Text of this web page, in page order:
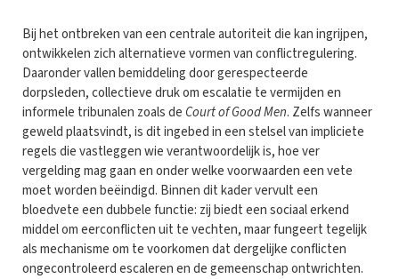
Bij het ontbreken van een centrale autoriteit die kan ingrijpen,
ontwikkelen zich alternatieve vormen van conflictregulering.
Daaronder vallen bemiddeling door gerespecteerde
dorpsleden, collectieve druk om escalatie te vermijden en
informele tribunalen zoals de Court of Good Men. Zelfs wanneer
geweld plaatsvindt, is dit ingebed in een stelsel van impliciete
regels die vastleggen wie verantwoordelijk is, hoe ver
vergelding mag gaan en onder welke voorwaarden een vete
moet worden beëindigd. Binnen dit kader vervult een
bloedvete een dubbele functie: zij biedt een sociaal erkend
middel om eerconflicten uit te vechten, maar fungeert tegelijk
als mechanisme om te voorkomen dat dergelijke conflicten
ongecontroleerd escaleren en de gemeenschap ontwrichten.